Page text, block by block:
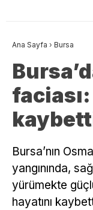
Ana Sayfa › Bursa
faciası:
Bursa’nın
yangınında,
yürümekte
hayatını